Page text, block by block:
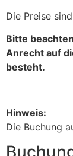
Die Preise
Bitte
Anrecht auf
besteht.
Hinweis:
Die Buchung